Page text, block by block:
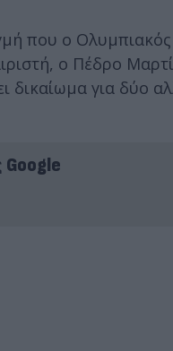
που ο Ολυμπιακός
ο Πέδρο
δικαίωμα για δύο
Google